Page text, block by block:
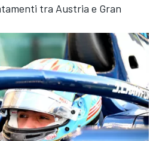
tra Austria e Gran